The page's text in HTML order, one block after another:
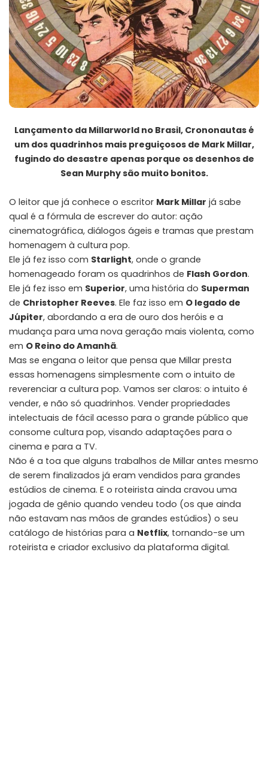
Lançamento da Millarworld no Brasil, Crononautas é
um dos quadrinhos mais preguiçosos de Mark Millar,
fugindo do desastre apenas porque os desenhos de
Sean Murphy são muito bonitos.
O leitor que já conhece o escritor Mark Millar já sabe
qual é a fórmula de escrever do autor: ação
cinematográfica, diálogos ágeis e tramas que prestam
homenagem à cultura pop.
Ele já fez isso com Starlight, onde o grande
homenageado foram os quadrinhos de Flash Gordon.
Ele já fez isso em Superior, uma história do Superman
de Christopher Reeves. Ele faz isso em O legado de
Júpiter, abordando a era de ouro dos heróis e a
mudança para uma nova geração mais violenta, como
em O Reino do Amanhã.
Mas se engana o leitor que pensa que Millar presta
essas homenagens simplesmente com o intuito de
reverenciar a cultura pop. Vamos ser claros: o intuito é
vender, e não só quadrinhos. Vender propriedades
intelectuais de fácil acesso para o grande público que
consome cultura pop, visando adaptações para o
cinema e para a TV.
Não é a toa que alguns trabalhos de Millar antes mesmo
de serem finalizados já eram vendidos para grandes
estúdios de cinema. E o roteirista ainda cravou uma
jogada de gênio quando vendeu todo (os que ainda
não estavam nas mãos de grandes estúdios) o seu
catálogo de histórias para a Netflix, tornando-se um
roteirista e criador exclusivo da plataforma digital.